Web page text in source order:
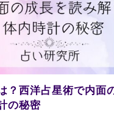
？西洋占星術で内面
の秘密